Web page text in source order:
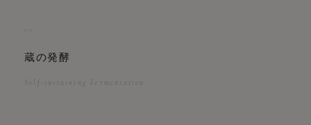
蔵の発酵
Self-sustaining Fermentation